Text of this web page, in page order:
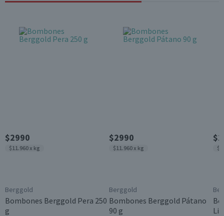
$2990
$11.960 x kg
Berggold
Bombones Berggold Pera 250
g
$2990
$11.960 x kg
Berggold
Bombones Berggold Pátano
90 g